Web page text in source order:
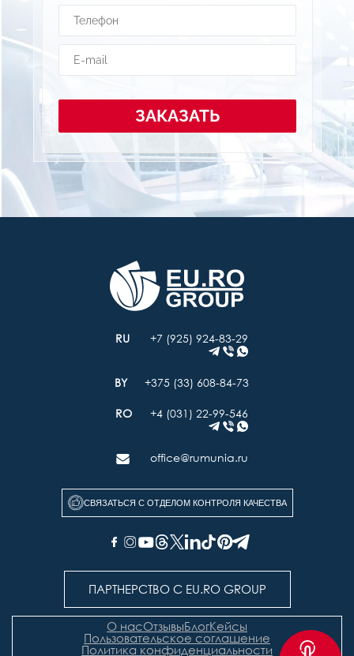
ЗАКАЗАТЬ
+7 (925) 924-83-29
+4 (031) 22-99-546
+375 (33) 608-84-73
office@rumunia.ru
СВЯЗАТЬСЯ С ОТДЕЛОМ КОНТРОЛЯ КАЧЕСТВА
ПАРТНЕРСТВО С EU.RO GROUP
О насОтзывыБлогКейсы
Пользовательское соглашение
Политика конфиденциальности